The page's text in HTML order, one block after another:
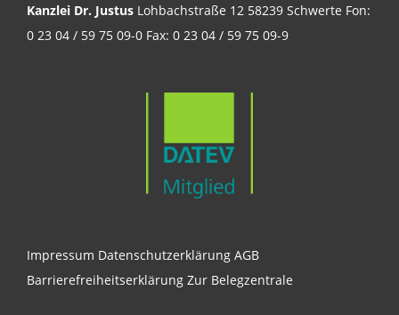
Kanzlei Dr. Justus Lohbachstraße 12 58239 Schwerte Fon:
0 23 04 / 59 75 09-0 Fax: 0 23 04 / 59 75 09-9
Impressum Datenschutzerklärung AGB
Barrierefreiheitserklärung Zur Belegzentrale